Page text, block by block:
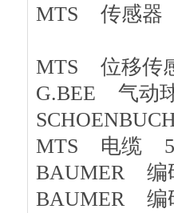
MTS 传感器
MTS 位移传
G.BEE 气动
MTS 电缆
BAUMER 编
BAUMER 编